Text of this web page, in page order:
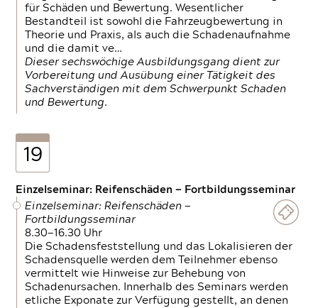
für Schäden und Bewertung. Wesentlicher
Bestandteil ist sowohl die Fahrzeugbewertung in
Theorie und Praxis, als auch die Schadenaufnahme
und die damit ve…
Dieser sechswöchige Ausbildungsgang dient zur
Vorbereitung und Ausübung einer Tätigkeit des
Sachverständigen mit dem Schwerpunkt Schaden
und Bewertung.
19
Einzelseminar: Reifenschäden — Fortbildungsseminar
Einzelseminar: Reifenschäden —
Fortbildungsseminar
8.30—16.30 Uhr
Die Schadensfeststellung und das Lokalisieren der
Schadensquelle werden dem Teilnehmer ebenso
vermittelt wie Hinweise zur Behebung von
Schadenursachen. Innerhalb des Seminars werden
etliche Exponate zur Verfügung gestellt, an denen